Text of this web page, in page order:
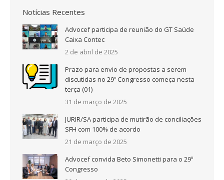
Notícias Recentes
Advocef participa de reunião do GT Saúde
Caixa Contec
2 de abril de 2025
Prazo para envio de propostas a serem
discutidas no 29º Congresso começa nesta
terça (01)
31 de março de 2025
JURIR/SA participa de mutirão de conciliações
SFH com 100% de acordo
21 de março de 2025
Advocef convida Beto Simonetti para o 29º
Congresso